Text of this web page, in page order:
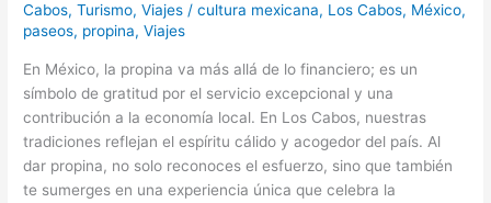
Cabos,Turismo,Viajes /cultura mexicana, Los Cabos, México,
paseos, propina,Viajes
En México, la propina va más allá de lo financiero; es un
símbolo de gratitud por el servicio excepcional y una
contribución a la economía local. En Los Cabos, nuestras
tradiciones reflejan el espíritu cálido y acogedor del país. Al
dar propina, no solo reconoces el esfuerzo, sino que también
te sumerges en una experiencia única que celebra la